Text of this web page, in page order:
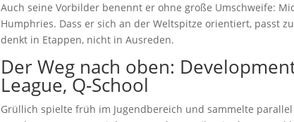
Auch seine Vorbilder benennt er ohne große Umschweife:
Humphries. Dass er sich an der Weltspitze orientiert, passt
denkt in Etappen, nicht in Ausreden.
Der Weg nach oben:
League, Q-School
Grüllich spielte früh im Jugendbereich und sammelte